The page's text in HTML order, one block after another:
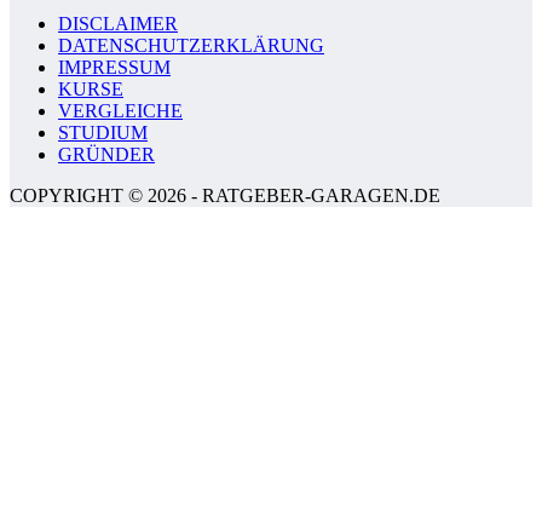
DISCLAIMER
DATENSCHUTZERKLÄRUNG
IMPRESSUM
KURSE
VERGLEICHE
STUDIUM
GRÜNDER
COPYRIGHT © 2026 - RATGEBER-GARAGEN.DE